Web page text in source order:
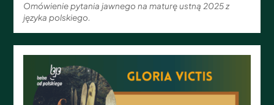
Omówienie pytania jawnego na maturę ustną 2025 z
języka polskiego.